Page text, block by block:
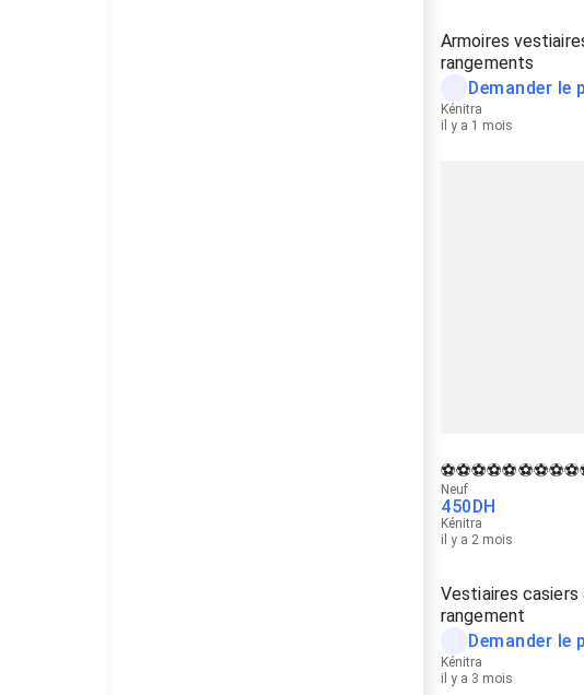
Armoires
rangements
Demander le
Kénitra
il y a 1 mois
Neuf
450DH
Kénitra
il y a 2 mois
Vestiaires casiers
rangement
Demander le
Kénitra
il y a 3 mois